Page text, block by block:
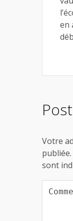
en
Votre
publiée.
sont